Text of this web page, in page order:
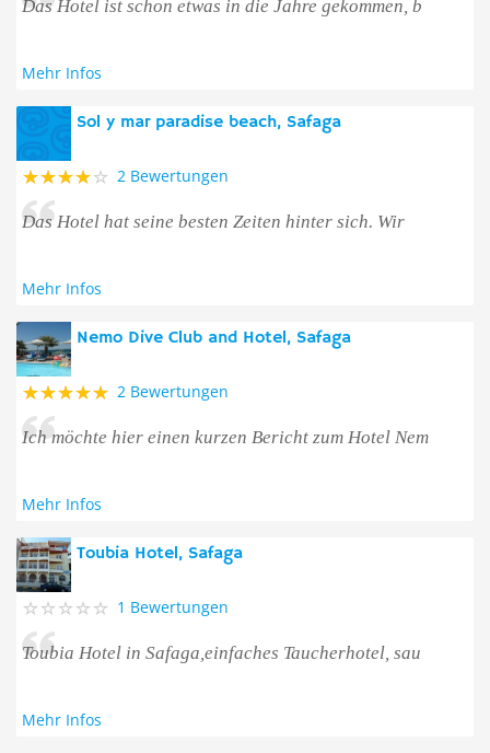
Das Hotel ist schon etwas in die Jahre gekommen, b
Mehr Infos
Sol y mar paradise beach, Safaga
2 Bewertungen
Das Hotel hat seine besten Zeiten hinter sich. Wir
Mehr Infos
Nemo Dive Club and Hotel, Safaga
2 Bewertungen
Ich möchte hier einen kurzen Bericht zum Hotel Nem
Mehr Infos
Toubia Hotel, Safaga
1 Bewertungen
Toubia Hotel in Safaga,einfaches Taucherhotel, sau
Mehr Infos